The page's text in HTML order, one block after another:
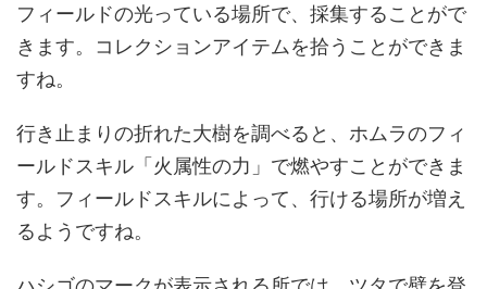
フィールドの光っている場所で、採集することがで
きます。コレクションアイテムを拾うことができま
すね。
行き止まりの折れた大樹を調べると、ホムラのフィ
ールドスキル「火属性の力」で燃やすことができま
す。フィールドスキルによって、行ける場所が増え
るようですね。